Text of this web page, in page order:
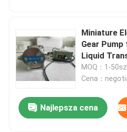
Ceramiczne łożysko
Miniature
Gear
Liquid
MOQ：1-
Cena：
Najlepsza cena